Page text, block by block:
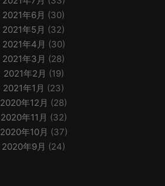
2021年6月 (30)
2021年5月 (32)
2021年4月 (30)
2021年3月 (28)
2021年2月 (19)
2021年1月 (23)
2020年12月 (28)
2020年11月 (32)
2020年10月 (37)
2020年9月 (24)